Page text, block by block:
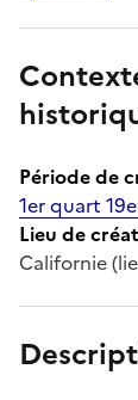
Période de
1er quart
Lieu de
Californie